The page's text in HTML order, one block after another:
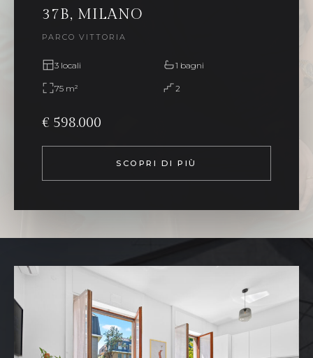
37B, MILANO
PARCO VITTORIA
3 locali 1 bagni
75 m² 2
€ 598.000
SCOPRI DI PIÙ